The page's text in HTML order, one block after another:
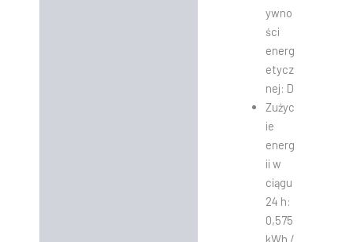
ywno
ści
energ
etycz
nej: D
Zużyc
ie
energ
ii w
ciągu
24 h:
0,575
kWh /